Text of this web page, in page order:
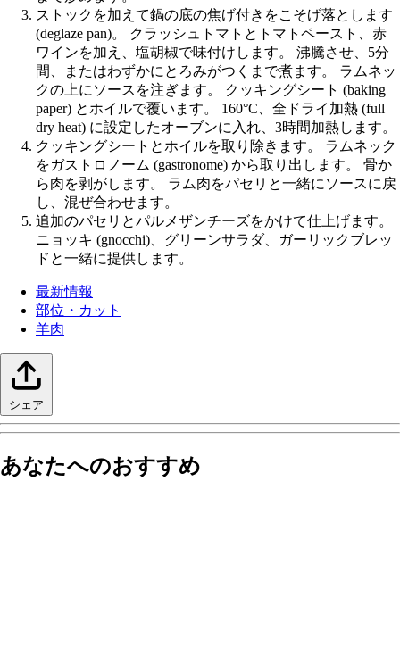
ストックを加えて鍋の底の焦げ付きをこそげ落とします
(deglaze pan)。 クラッシュトマトとトマトペースト、赤
ワインを加え、塩胡椒で味付けします。 沸騰させ、5分
間、またはわずかにとろみがつくまで煮ます。 ラムネッ
クの上にソースを注ぎます。 クッキングシート (baking
paper) とホイルで覆います。 160°C、全ドライ加熱 (full
dry heat) に設定したオーブンに入れ、3時間加熱します。
クッキングシートとホイルを取り除きます。 ラムネック
をガストロノーム (gastronome) から取り出します。 骨か
ら肉を剥がします。 ラム肉をパセリと一緒にソースに戻
し、混ぜ合わせます。
追加のパセリとパルメザンチーズをかけて仕上げます。
ニョッキ (gnocchi)、グリーンサラダ、ガーリックブレッ
ドと一緒に提供します。
最新情報
部位・カット
羊肉
シェア
あなたへのおすすめ